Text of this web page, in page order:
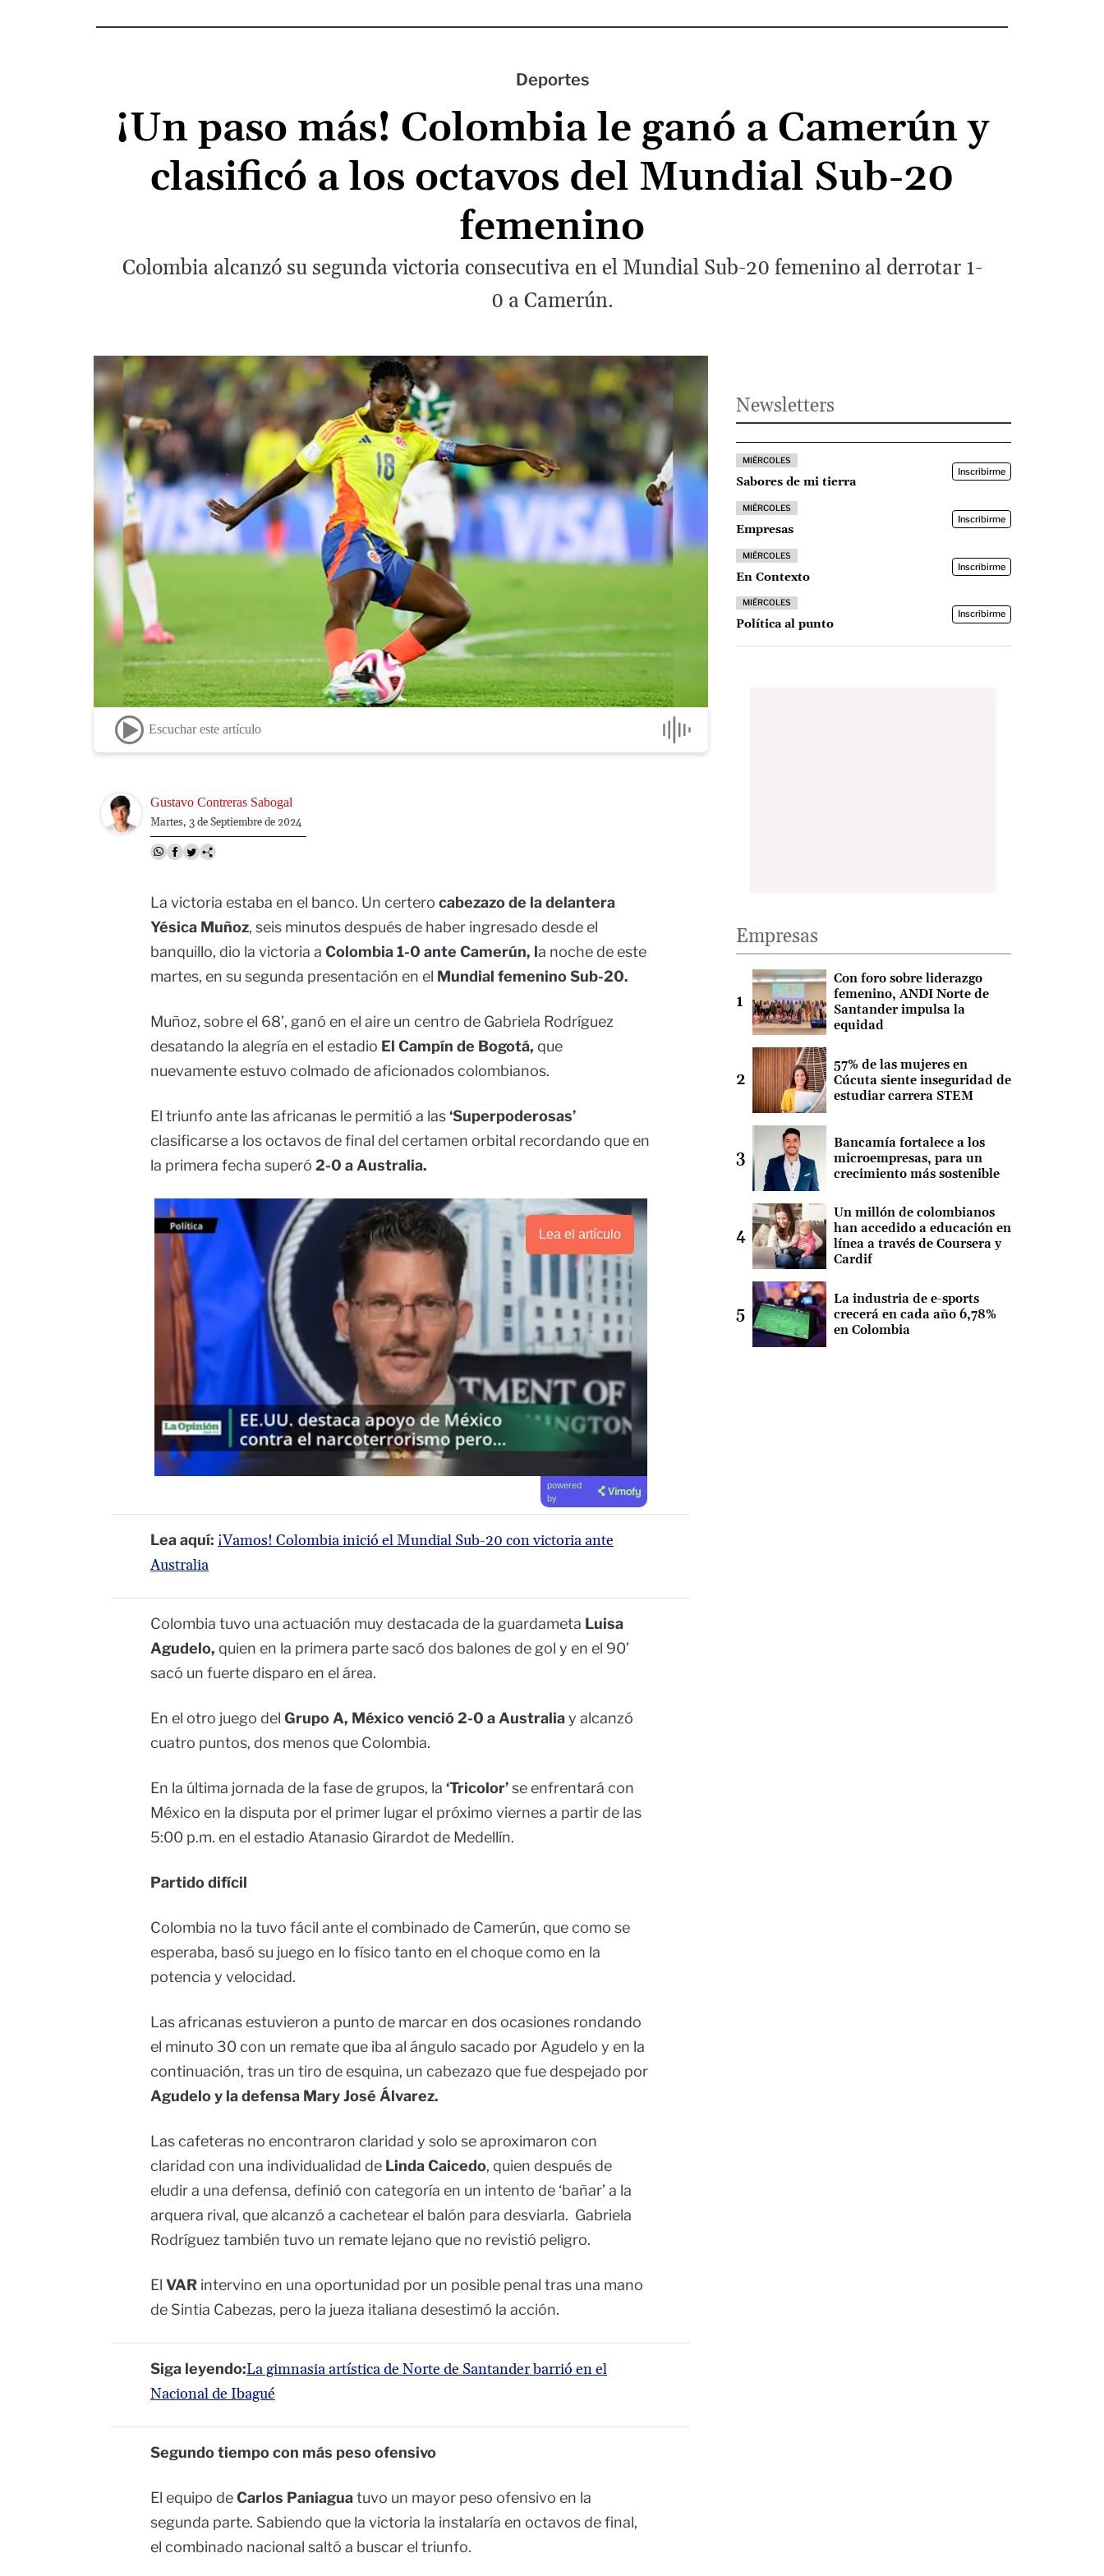
Deportes
¡Un paso más! Colombia le ganó a Camerún y
clasificó a los octavos del Mundial Sub-20
femenino
Colombia alcanzó su segunda victoria consecutiva en el Mundial Sub-20 femenino al derrotar 1-
0 a Camerún.
Escuchar este artículo
Image Gustavo Contreras Sabogal
Martes, 3 de Septiembre de 2024
La victoria estaba en el banco. Un certero cabezazo de la delantera
Yésica Muñoz, seis minutos después de haber ingresado desde el
banquillo, dio la victoria a Colombia 1-0 ante Camerún, la noche de este
martes, en su segunda presentación en el Mundial femenino Sub-20.
Muñoz, sobre el 68’, ganó en el aire un centro de Gabriela Rodríguez
desatando la alegría en el estadio El Campín de Bogotá, que
nuevamente estuvo colmado de aficionados colombianos.
El triunfo ante las africanas le permitió a las‘Superpoderosas’
clasificarse a los octavos de final del certamen orbital recordando que en
la primera fecha superó 2-0 a Australia.
Lea el artículo
powered
by
Lea aquí: ¡Vamos! Colombia inició el Mundial Sub-20 con victoria ante
Australia
Colombia tuvo una actuación muy destacada de la guardameta Luisa
Agudelo, quien en la primera parte sacó dos balones de gol y en el 90’
sacó un fuerte disparo en el área.
En el otro juego del Grupo A, México venció 2-0 a Australiay alcanzó
cuatro puntos, dos menos que Colombia.
En la última jornada de la fase de grupos, la ‘Tricolor’se enfrentará con
México en la disputa por el primer lugar el próximo viernes a partir de las
5:00 p.m. en el estadio Atanasio Girardot de Medellín.
Partido difícil
Colombia no la tuvo fácil ante el combinado de Camerún, que como se
esperaba, basó su juego en lo físico tanto en el choque como en la
potencia y velocidad.
Las africanas estuvieron a punto de marcar en dos ocasiones rondando
el minuto 30 con un remate que iba al ángulo sacado por Agudelo y en la
continuación, tras un tiro de esquina, un cabezazo que fue despejado por
Agudelo y la defensa Mary José Álvarez.
Las cafeteras no encontraron claridad y solo se aproximaron con
claridad con una individualidad de Linda Caicedo, quien después de
eludir a una defensa, definió con categoría en un intento de ‘bañar’ a la
arquera rival, que alcanzó a cachetear el balón para desviarla. Gabriela
Rodríguez también tuvo un remate lejano que no revistió peligro.
El VAR intervino en una oportunidad por un posible penal tras una mano
de Sintia Cabezas, pero la jueza italiana desestimó la acción.
Siga leyendo:La gimnasia artística de Norte de Santander barrió en el
Nacional de Ibagué
Segundo tiempo con más peso ofensivo
El equipo deCarlos Paniaguatuvo un mayor peso ofensivo en la
segunda parte. Sabiendo que la victoria la instalaría en octavos de final,
el combinado nacional saltó a buscar el triunfo.
Newsletters
MIÉRCOLES
Sabores de mi tierra
Inscribirme
MIÉRCOLES
Empresas
Inscribirme
MIÉRCOLES
En Contexto
Inscribirme
MIÉRCOLES
Política al punto
Inscribirme
Empresas
Con foro sobre liderazgo
femenino, ANDI Norte de
Santander impulsa la
equidad
57% de las mujeres en
Cúcuta siente inseguridad de
estudiar carrera STEM
Bancamía fortalece a los
microempresas, para un
crecimiento más sostenible
Un millón de colombianos
han accedido a educación en
línea a través de Coursera y
Cardif
La industria de e-sports
crecerá en cada año 6,78%
en Colombia